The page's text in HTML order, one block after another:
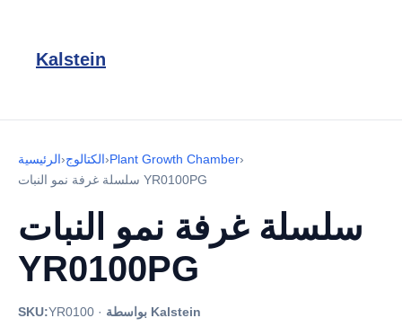
Kalstein
الرئيسية›الكتالوج›Plant Growth Chamber›
سلسلة غرفة نمو النبات YR0100PG
سلسلة غرفة نمو النبات
YR0100PG
SKU:YR0100 · بواسطة Kalstein